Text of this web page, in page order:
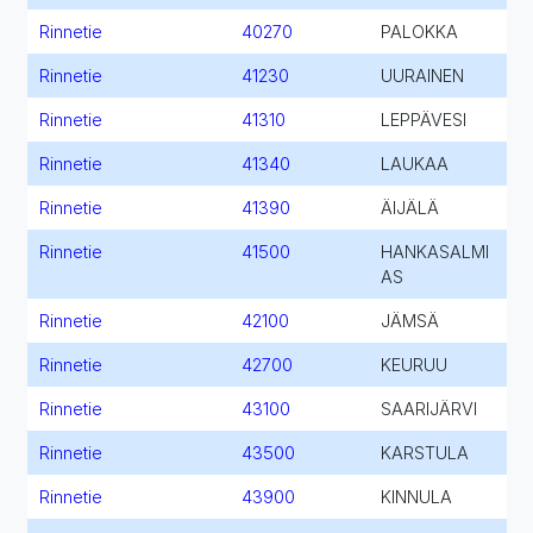
Rinnetie 40270 PALOKKA
Rinnetie 41230 UURAINEN
Rinnetie 41310 LEPPÄVESI
Rinnetie 41340 LAUKAA
Rinnetie 41390 ÄIJÄLÄ
Rinnetie 41500
HANKASALMI
AS
Rinnetie 42100 JÄMSÄ
Rinnetie 42700 KEURUU
Rinnetie 43100 SAARIJÄRVI
Rinnetie 43500 KARSTULA
Rinnetie 43900 KINNULA